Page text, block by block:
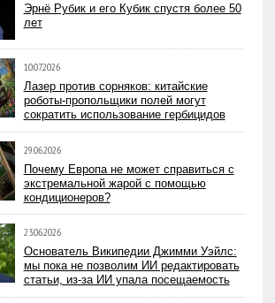
Эрнё Рубик и его Кубик спустя более 50
лет
10.07.2026
Лазер против сорняков: китайские
роботы-пропольщики полей могут
сократить использование гербицидов
29.06.2026
Почему Европа не может справиться с
экстремальной жарой с помощью
кондиционеров?
23.06.2026
Основатель Википедии Джимми Уэйлс:
мы пока не позволим ИИ редактировать
статьи, из-за ИИ упала посещаемость